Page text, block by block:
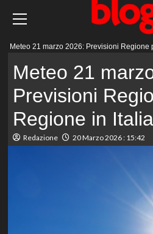
Meteo 21 marzo 2026: Previsioni Regione
Meteo 21
Previsioni
Regione in Italia
Redazione 20 Marzo 2026 : 15:42